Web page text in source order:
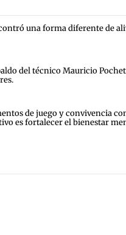
una forma diferente de
del técnico Mauricio
de juego y convivencia
es fortalecer el bienestar